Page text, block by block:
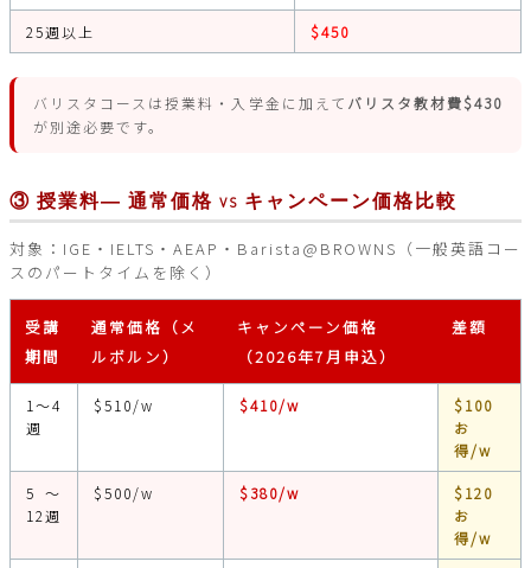
25週以上 $450
バリスタコースは授業料・入学金に加えて バリスタ教材費$430
が別途必要です。
③ 授業料― 通常価格 vs キャンペーン価格比較
対象：IGE・IELTS・AEAP・Barista@BROWNS（一般英語コー
スのパートタイムを除く）
受講
期間
通常価格（メ
ルボルン）
キャンペーン価格
（2026年7月申込）
差額
1〜4
週
$510/w $410/w
$100
お
得/w
5〜
12週
$500/w $380/w
$120
お
得/w